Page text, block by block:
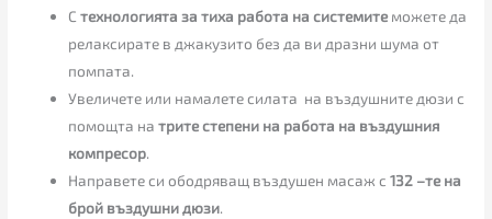
Стехнологията за тиха работа на системитеможете да
релаксирате в джакузито без да ви дразни шума от
помпата.
Увеличете или намалете силата на въздушните дюзи с
помощта натрите степени на работа на въздушния
компресор.
Направете си ободряващ въздушен масаж с132 –те на
брой въздушни дюзи.